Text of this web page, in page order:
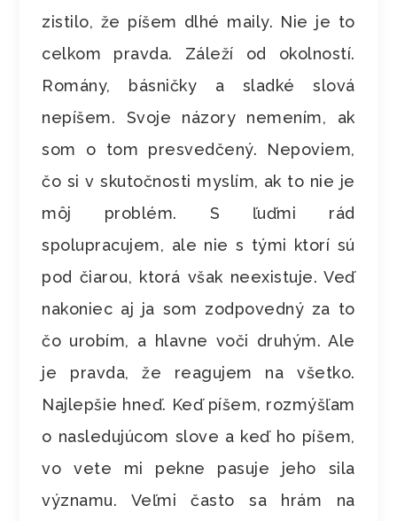
zistilo, že píšem dlhé maily. Nie je to
celkom pravda. Záleží od okolností.
Romány, básničky a sladké slová
nepíšem. Svoje názory nemením, ak
som o tom presvedčený. Nepoviem,
čo si v skutočnosti myslím, ak to nie je
môj problém. S ľuďmi rád
spolupracujem, ale nie s tými ktorí sú
pod čiarou, ktorá však neexistuje. Veď
nakoniec aj ja som zodpovedný za to
čo urobím, a hlavne voči druhým. Ale
je pravda, že reagujem na všetko.
Najlepšie hneď. Keď píšem, rozmýšľam
o nasledujúcom slove a keď ho píšem,
vo vete mi pekne pasuje jeho sila
významu. Veľmi často sa hrám na